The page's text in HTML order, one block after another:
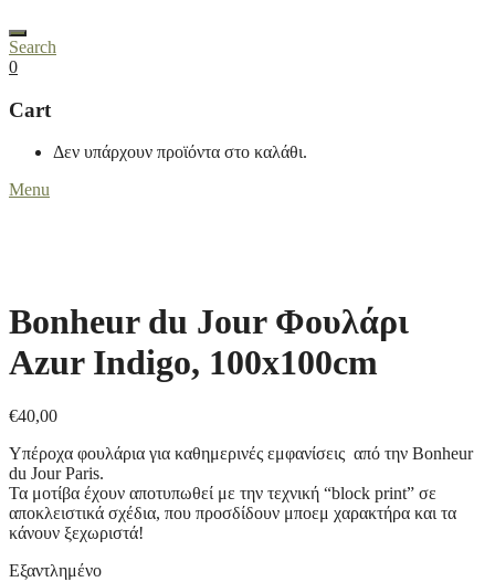
Search
0
Cart
Δεν υπάρχουν προϊόντα στο καλάθι.
Menu
Bonheur du Jour Φουλάρι
Azur Indigo, 100x100cm
€40,00
Υπέροχα φουλάρια για καθημερινές εμφανίσεις από την Bonheur
du Jour Paris.
Τα μοτίβα έχουν αποτυπωθεί με την τεχνική “block print” σε
αποκλειστικά σχέδια, που προσδίδουν μποεμ χαρακτήρα και τα
κάνουν ξεχωριστά!
Εξαντλημένο